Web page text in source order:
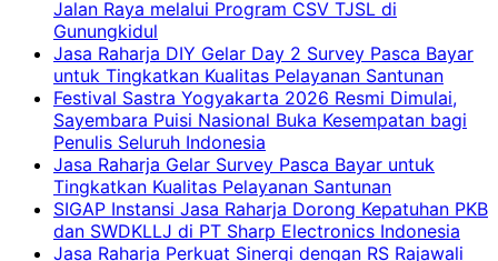
Jalan Raya melalui Program CSV TJSL di
Gunungkidul
Jasa Raharja DIY Gelar Day 2 Survey Pasca Bayar
untuk Tingkatkan Kualitas Pelayanan Santunan
Festival Sastra Yogyakarta 2026 Resmi Dimulai,
Sayembara Puisi Nasional Buka Kesempatan bagi
Penulis Seluruh Indonesia
Jasa Raharja Gelar Survey Pasca Bayar untuk
Tingkatkan Kualitas Pelayanan Santunan
SIGAP Instansi Jasa Raharja Dorong Kepatuhan PKB
dan SWDKLLJ di PT Sharp Electronics Indonesia
Jasa Raharja Perkuat Sinergi dengan RS Rajawali